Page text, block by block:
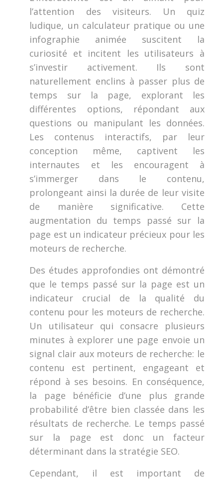
l’attention des visiteurs. Un quiz
ludique, un calculateur pratique ou une
infographie animée suscitent la
curiosité et incitent les utilisateurs à
s’investir activement. Ils sont
naturellement enclins à passer plus de
temps sur la page, explorant les
différentes options, répondant aux
questions ou manipulant les données.
Les contenus interactifs, par leur
conception même, captivent les
internautes et les encouragent à
s’immerger dans le contenu,
prolongeant ainsi la durée de leur visite
de manière significative. Cette
augmentation du temps passé sur la
page est un indicateur précieux pour les
moteurs de recherche.
Des études approfondies ont démontré
que le temps passé sur la page est un
indicateur crucial de la qualité du
contenu pour les moteurs de recherche.
Un utilisateur qui consacre plusieurs
minutes à explorer une page envoie un
signal clair aux moteurs de recherche: le
contenu est pertinent, engageant et
répond à ses besoins. En conséquence,
la page bénéficie d’une plus grande
probabilité d’être bien classée dans les
résultats de recherche. Le temps passé
sur la page est donc un facteur
déterminant dans la stratégie SEO.
Cependant, il est important de